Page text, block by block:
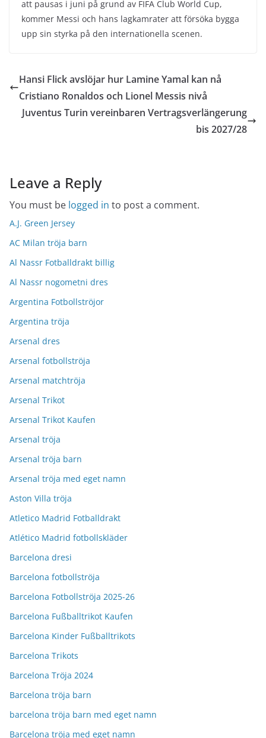
att pausas i juni på grund av FIFA Club World Cup,
kommer Messi och hans lagkamrater att försöka bygga
upp sin styrka på den internationella scenen.
Hansi Flick avslöjar hur Lamine Yamal kan nå
Cristiano Ronaldos och Lionel Messis nivå
Juventus Turin vereinbaren Vertragsverlängerung
bis 2027/28
Leave a Reply
You must be logged in to post a comment.
A.J. Green Jersey
AC Milan tröja barn
Al Nassr Fotballdrakt billig
Al Nassr nogometni dres
Argentina Fotbollströjor
Argentina tröja
Arsenal dres
Arsenal fotbollströja
Arsenal matchtröja
Arsenal Trikot
Arsenal Trikot Kaufen
Arsenal tröja
Arsenal tröja barn
Arsenal tröja med eget namn
Aston Villa tröja
Atletico Madrid Fotballdrakt
Atlético Madrid fotbollskläder
Barcelona dresi
Barcelona fotbollströja
Barcelona Fotbollströja 2025-26
Barcelona Fußballtrikot Kaufen
Barcelona Kinder Fußballtrikots
Barcelona Trikots
Barcelona Tröja 2024
Barcelona tröja barn
barcelona tröja barn med eget namn
Barcelona tröja med eget namn